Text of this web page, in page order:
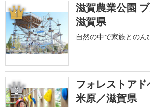
1
滋賀農業公園
滋賀県
自然の中で家族とのん
2
フォレストアド
米原／滋賀県